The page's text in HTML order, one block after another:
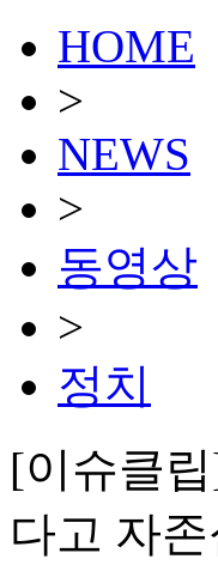
HOME
>
NEWS
>
동영상
>
정치
[이슈클
다고 자